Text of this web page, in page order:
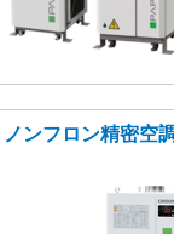
ノンフロン精密空